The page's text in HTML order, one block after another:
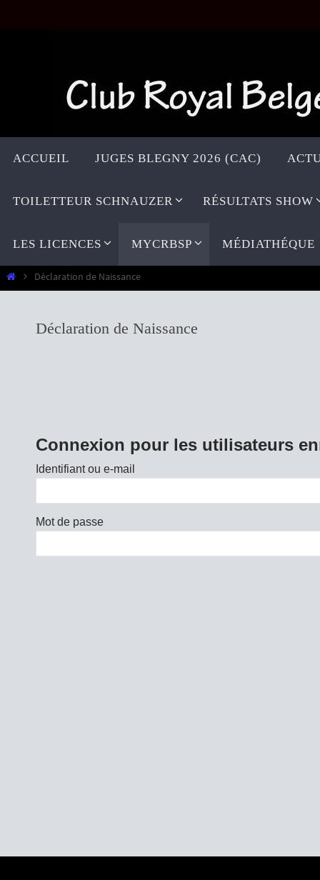
Passer
versACCUEIL JUGES BLEGNY 2026 (CAC)
TOILETTEUR SCHNAUZER RÉSULTATS SHOW
LES LICENCES MYCRBSP MÉDIATHÉQUE
HomeDéclaration de Naissance
Déclaration de Naissance
Connexion pour les utilisateurs
Identifiant ou e-mail
Mot de passe